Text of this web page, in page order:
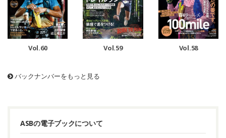
Vol.60 Vol.59 Vol.58
バックナンバーをもっと見る
ASBの電子ブックについて